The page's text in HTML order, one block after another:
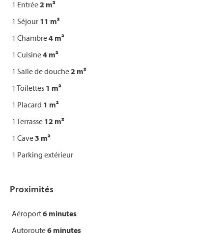
1 Entrée2 m²
1 Séjour 11 m²
1 Chambre4 m²
1 Cuisine4 m²
1 Salle de douche2 m²
1 Toilettes 1 m²
1 Placard 1 m²
1 Terrasse 12 m²
1 Cave3 m²
1 Parking extérieur
Proximités
Aéroport6 minutes
Autoroute6 minutes